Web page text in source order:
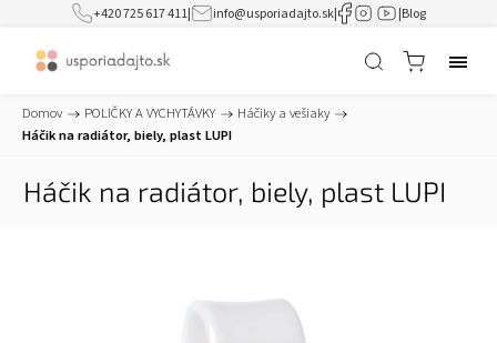
+420 725 617 411| info@usporiadajto.sk| |Blog
Domov / POLIČKY A VYCHYTÁVKY / Háčiky a vešiaky /
Háčik na radiátor, biely, plast LUPI
Háčik na radiátor, biely, plast LUPI